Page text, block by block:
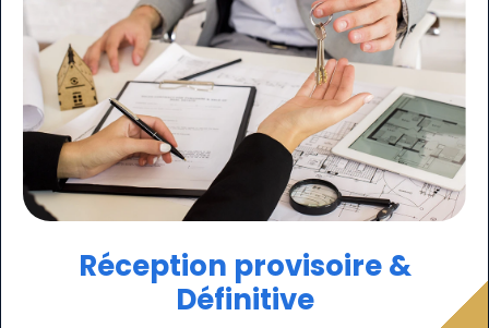
Réception provisoire &
Définitive